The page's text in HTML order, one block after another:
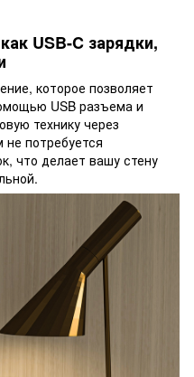
USB-C зарядки,
которое позволяет
USB разъема и
технику через
потребуется
что делает вашу стену